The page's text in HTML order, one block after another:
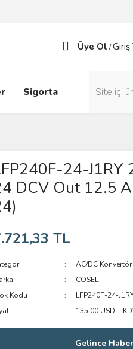
Üye Ol /Giriş
Sigorta
24-J1RY
DCV Out 12.5
TL
AC/DC Konvertör
COSEL
Kodu
LFP240F-24-
135,00 USD +
Gelince